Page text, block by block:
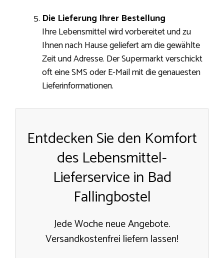
Die Lieferung Ihrer Bestellung
Ihre Lebensmittel wird vorbereitet und zu
Ihnen nach Hause geliefert am die gewählte
Zeit und Adresse. Der Supermarkt verschickt
oft eine SMS oder E-Mail mit die genauesten
Lieferinformationen.
Entdecken Sie den Komfort
des Lebensmittel-
Lieferservice in Bad
Fallingbostel
Jede Woche neue Angebote.
Versandkostenfrei liefern lassen!